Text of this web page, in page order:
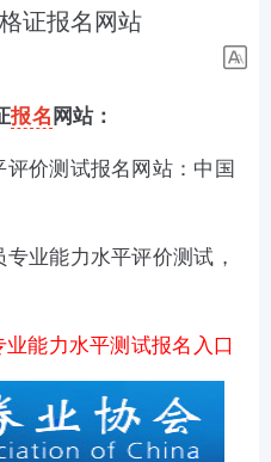
证报名网站
报名 网站：
价测试报名网站：中国
业能力水平评价测试，
能力水平测试报名入口